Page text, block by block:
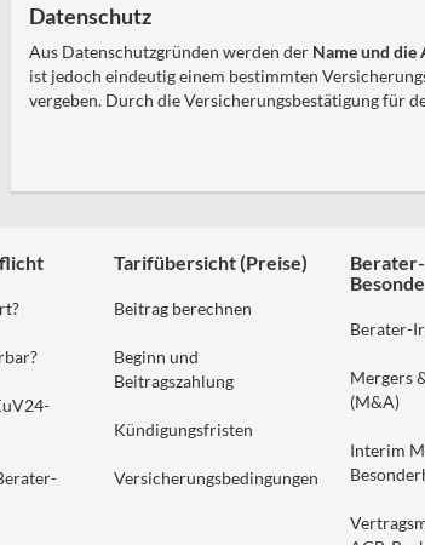
Datenschutz
Aus Datenschutzgründen werden der Name und die
ist jedoch eindeutig einem bestimmten
vergeben. Durch die Versicherungsbestätigung für
Tarifübersicht (Preise)
Beitrag berechnen
Beginn und
Beitragszahlung
Kündigungsfristen
Versicherungsbedingungen
Berater-
Berater-
Mergers
(M&A)
Interim